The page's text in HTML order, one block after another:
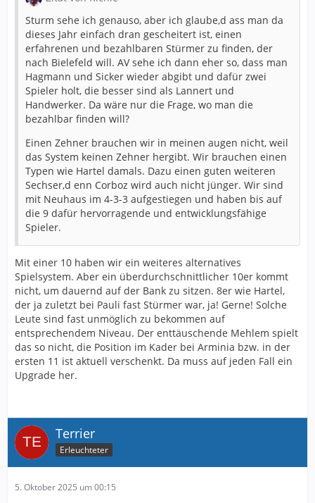
Sturm sehe ich genauso, aber ich glaube,d ass man da
dieses Jahr einfach dran gescheitert ist, einen
erfahrenen und bezahlbaren Stürmer zu finden, der
nach Bielefeld will. AV sehe ich dann eher so, dass man
Hagmann und Sicker wieder abgibt und dafür zwei
Spieler holt, die besser sind als Lannert und
Handwerker. Da wäre nur die Frage, wo man die
bezahlbar finden will?
Einen Zehner brauchen wir in meinen augen nicht, weil
das System keinen Zehner hergibt. Wir brauchen einen
Typen wie Hartel damals. Dazu einen guten weiteren
Sechser,d enn Corboz wird auch nicht jünger. Wir sind
mit Neuhaus im 4-3-3 aufgestiegen und haben bis auf
die 9 dafür hervorragende und entwicklungsfähige
Spieler.
Mit einer 10 haben wir ein weiteres alternatives
Spielsystem. Aber ein überdurchschnittlicher 10er kommt
nicht, um dauernd auf der Bank zu sitzen. 8er wie Hartel,
der ja zuletzt bei Pauli fast Stürmer war, ja! Gerne! Solche
Leute sind fast unmöglich zu bekommen auf
entsprechendem Niveau. Der enttäuschende Mehlem spielt
das so nicht, die Position im Kader bei Arminia bzw. in der
ersten 11 ist aktuell verschenkt. Da muss auf jeden Fall ein
Upgrade her.
Terrier
Erleuchteter
5. Oktober 2025 um 00:15